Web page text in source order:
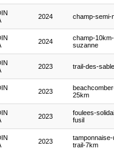
2024 champ-semi-
2024
champ-
suzanne
2023 trail-des-
2023
25km
2023
foulees-
fusil
2023
trail-7km